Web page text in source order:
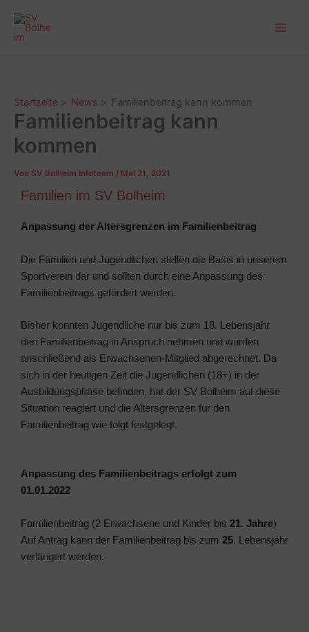
Inhalt
springen
Startseite News Familienbeitrag kann kommen
Familienbeitrag kann
kommen
Von SV Bolheim Infoteam / Mai 21, 2021
Familien im SV Bolheim
Anpassung der Altersgrenzen im Familienbeitrag
Die Familien und Jugendlichen stellen die Basis in unserem
Sportverein dar und sollten durch eine Anpassung des
Familienbeitrags gefördert werden.
Bisher konnten Jugendliche nur bis zum 18. Lebensjahr
den Familienbeitrag in Anspruch nehmen und wurden
anschließend als Erwachsenen-Mitglied abgerechnet. Da
sich in der heutigen Zeit die Jugendlichen (18+) in der
Ausbildungsphase befinden, hat der SV Bolheim auf diese
Situation reagiert und die Altersgrenzen für den
Familienbeitrag wie folgt festgelegt.
Anpassung des Familienbeitrags erfolgt zum
01.01.2022
Familienbeitrag (2 Erwachsene und Kinder bis 21. Jahre)
Auf Antrag kann der Familienbeitrag bis zum 25. Lebensjahr
verlängert werden.